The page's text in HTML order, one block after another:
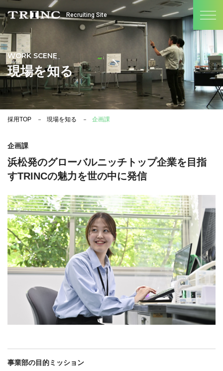
Recruiting Site
WORK SCENE
現場を知る
採用TOP 現場を知る 企画課
企画課
浜松発のグローバルニッチトップ企業を目指
すTRINCの魅力を世の中に発信
事業部の目的ミッション